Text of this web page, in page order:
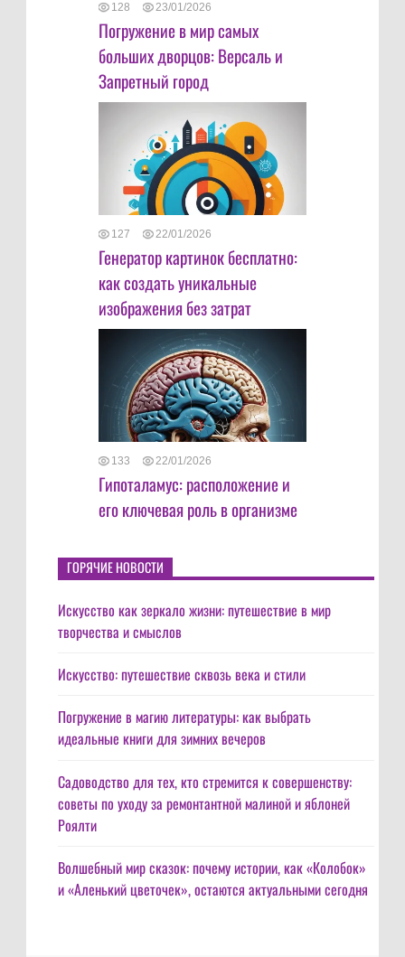
128 23/01/2026
Погружение в мир самых
больших дворцов: Версаль и
Запретный город
127 22/01/2026
Генератор картинок бесплатно:
как создать уникальные
изображения без затрат
133 22/01/2026
Гипоталамус: расположение и
его ключевая роль в организме
ГОРЯЧИЕ НОВОСТИ
Искусство как зеркало жизни: путешествие в мир
творчества и смыслов
Искусство: путешествие сквозь века и стили
Погружение в магию литературы: как выбрать
идеальные книги для зимних вечеров
Садоводство для тех, кто стремится к совершенству:
советы по уходу за ремонтантной малиной и яблоней
Роялти
Волшебный мир сказок: почему истории, как «Колобок»
и «Аленький цветочек», остаются актуальными сегодня